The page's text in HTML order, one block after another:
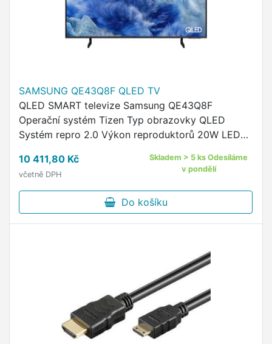
SAMSUNG QE43Q8F QLED TV
QLED SMART televize Samsung QE43Q8F
Operační systém Tizen Typ obrazovky QLED
Systém repro 2.0 Výkon reproduktorů 20W LED
Rozlišení 4K - UHD 3840 × 2160 Energetická …
10 411,80 Kč
včetně DPH
Skladem > 5 ks Odesíláme
v pondělí
Do košíku